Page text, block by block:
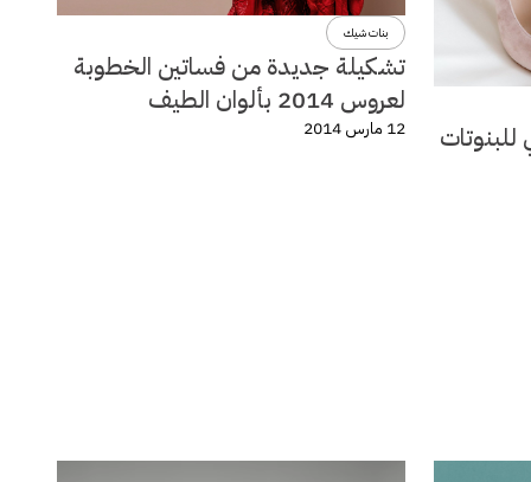
بنات شيك
تشكيلة جديدة من فساتين الخطوبة
لعروس 2014 بألوان الطيف
12 مارس 2014